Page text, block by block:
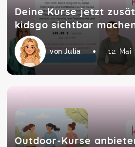
Deine Kurse jetzt
kidsgo sichtbar
von Julia 12. Mai
Outdoor-Kurse